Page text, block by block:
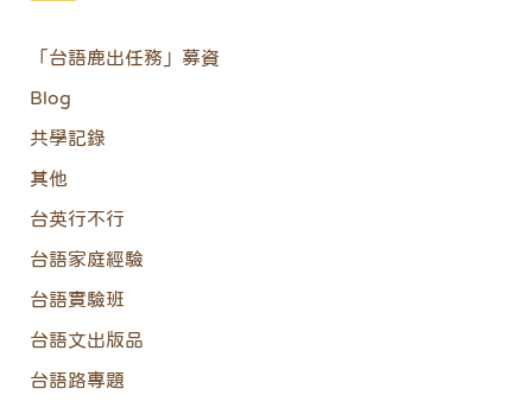
「台語鹿出任務」募資
Blog
共學記錄
其他
台英行不行
台語家庭經驗
台語實驗班
台語文出版品
台語路專題